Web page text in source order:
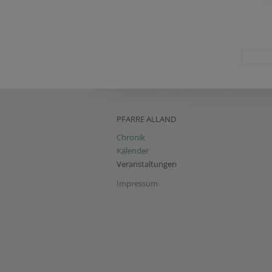
PFARRE ALLAND
Chronik
Kalender
Veranstaltungen
Impressum